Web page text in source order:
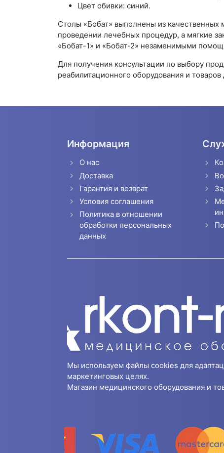
Цвет обивки: синий.
Столы «Бобат» выполнены из качественных
проведении лечебных процедур, а мягкие
«Бобат-1» и «Бобат-2» незаменимыми
Для получения консультации по выбору
реабилитационного оборудования и товаров
Информация
О нас
Доставка
Гарантия и возврат
Условия соглашения
Политика в отношении
обработки персональных
данных
Мы используем файлы cookies для
маркетинговых целях.
Магазин медицинского оборудования и